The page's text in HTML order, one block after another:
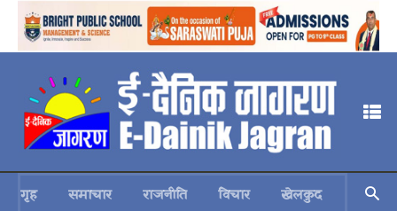
गृह समाचार राजनीति विचार खेलकुद स्वास्थ्य